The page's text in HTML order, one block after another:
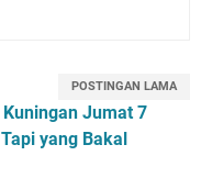
POSTINGAN LAMA
Jumat 7
yang Bakal